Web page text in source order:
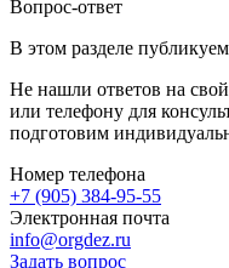
Вопрос-ответ
В этом разделе
Не нашли ответов на
или телефону для
подготовим
Номер телефона
+7 (905) 384-95-55
Электронная почта
info@orgdez.ru
Задать вопрос